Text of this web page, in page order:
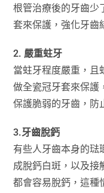
根管治療後的牙齒少
套來保護，強化牙齒
2. 嚴重蛀牙
當蛀牙程度嚴重，且
做全瓷冠牙套來保護
保護脆弱的牙齒，防
3.牙齒脫鈣
有些人牙齒本身的琺
成脫鈣白斑，以及接
都會容易脫鈣，這種